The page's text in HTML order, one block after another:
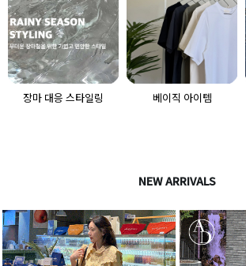
OUTLET REAL REVIEW
NEW ARRIVALS